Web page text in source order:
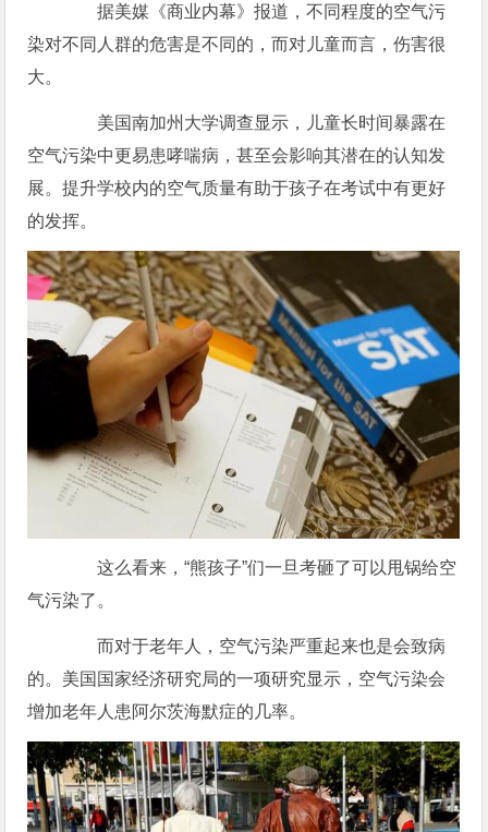
据美媒《商业内幕》报道，不同程度的空气污
染对不同人群的危害是不同的，而对儿童而言，伤害很
大。
美国南加州大学调查显示，儿童长时间暴露在
空气污染中更易患哮喘病，甚至会影响其潜在的认知发
展。提升学校内的空气质量有助于孩子在考试中有更好
的发挥。
这么看来，“熊孩子”们一旦考砸了可以甩锅给空
气污染了。
而对于老年人，空气污染严重起来也是会致病
的。美国国家经济研究局的一项研究显示，空气污染会
增加老年人患阿尔茨海默症的几率。